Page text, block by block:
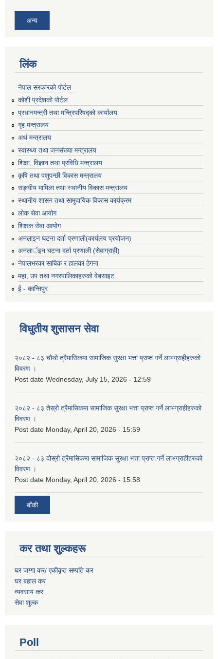
अन्य
लिंक
नेपाल सरकारको पोर्टल
कोशी प्रदेशको पोर्टल
प्रधानमन्‍त्री तथा मन्‍त्रिपरिषद्को कार्यालय
गृह मन्‍त्रालय
अर्थ मन्त्रालय
स्वास्थ्य तथा जनसंख्या मन्त्रालय
शिक्षा, विज्ञान तथा प्रविधि मन्त्रालय
कृषि तथा पशुपन्छी विकास मन्त्रालय
सङ्घीय मामिला तथा स्थानीय विकास मन्त्रालय
स्थानीय शासन तथा सामुदायिक विकास कार्यक्रम
लोक सेवा आयोग
शिक्षक सेवा आयोग
अनलाइन घटना दर्ता प्रणाली(कार्यलय प्रयोजन)
अनलार्इन घटना दर्ता प्रणाली (सेवाग्राही)
नेपालभरका साबिक र हालका ठेगना
महा, उप तथा नगरपालिकाहरुको वेबसाइट
ई - कान्तिपुर
विधुतीय शुसासन सेवा
२०८२ - ८३ चौथो त्रैमासिकमा सामाजिक सुरक्षा भत्ता प्राप्त गर्ने लाभग्राहीहरुको
विवरण ।
Post date Wednesday, July 15, 2026 - 12:59
२०८२ - ८३ तेस्रो त्रैमासिकमा सामाजिक सुरक्षा भत्ता प्राप्त गर्ने लाभग्राहीहरुको
विवरण ।
Post date Monday, April 20, 2026 - 15:59
२०८२ - ८३ दोस्रो त्रैमासिकमा सामाजिक सुरक्षा भत्ता प्राप्त गर्ने लाभग्राहीहरुको
विवरण ।
Post date Monday, April 20, 2026 - 15:58
बाँकी
कर तथा शुल्कहरू
घर जग्गा कर/ एकीकृत सम्पति कर
घर बहाल कर
व्यवसाय कर
सेवा शुल्क
Poll